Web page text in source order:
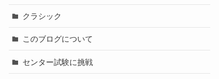
クラシック
このブログについて
センター試験に挑戦